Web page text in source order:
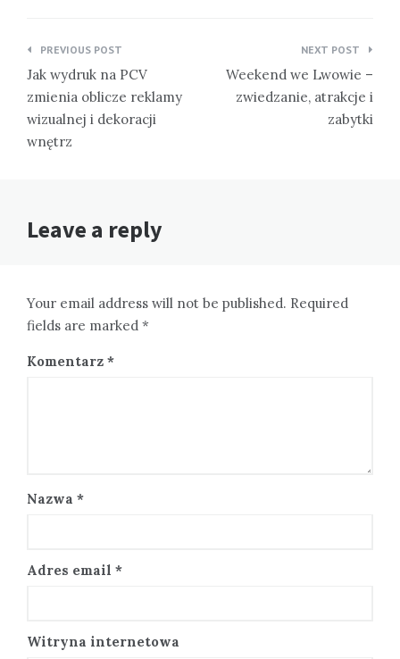
Nawigacja
wpisu
PREVIOUS POST
Jak wydruk na PCV
zmienia oblicze reklamy
wizualnej i dekoracji
wnętrz
NEXT POST
Weekend we Lwowie –
zwiedzanie, atrakcje i
zabytki
Leave a reply
Your email address will not be published. Required
fields are marked *
Komentarz *
Nazwa *
Adres email *
Witryna internetowa